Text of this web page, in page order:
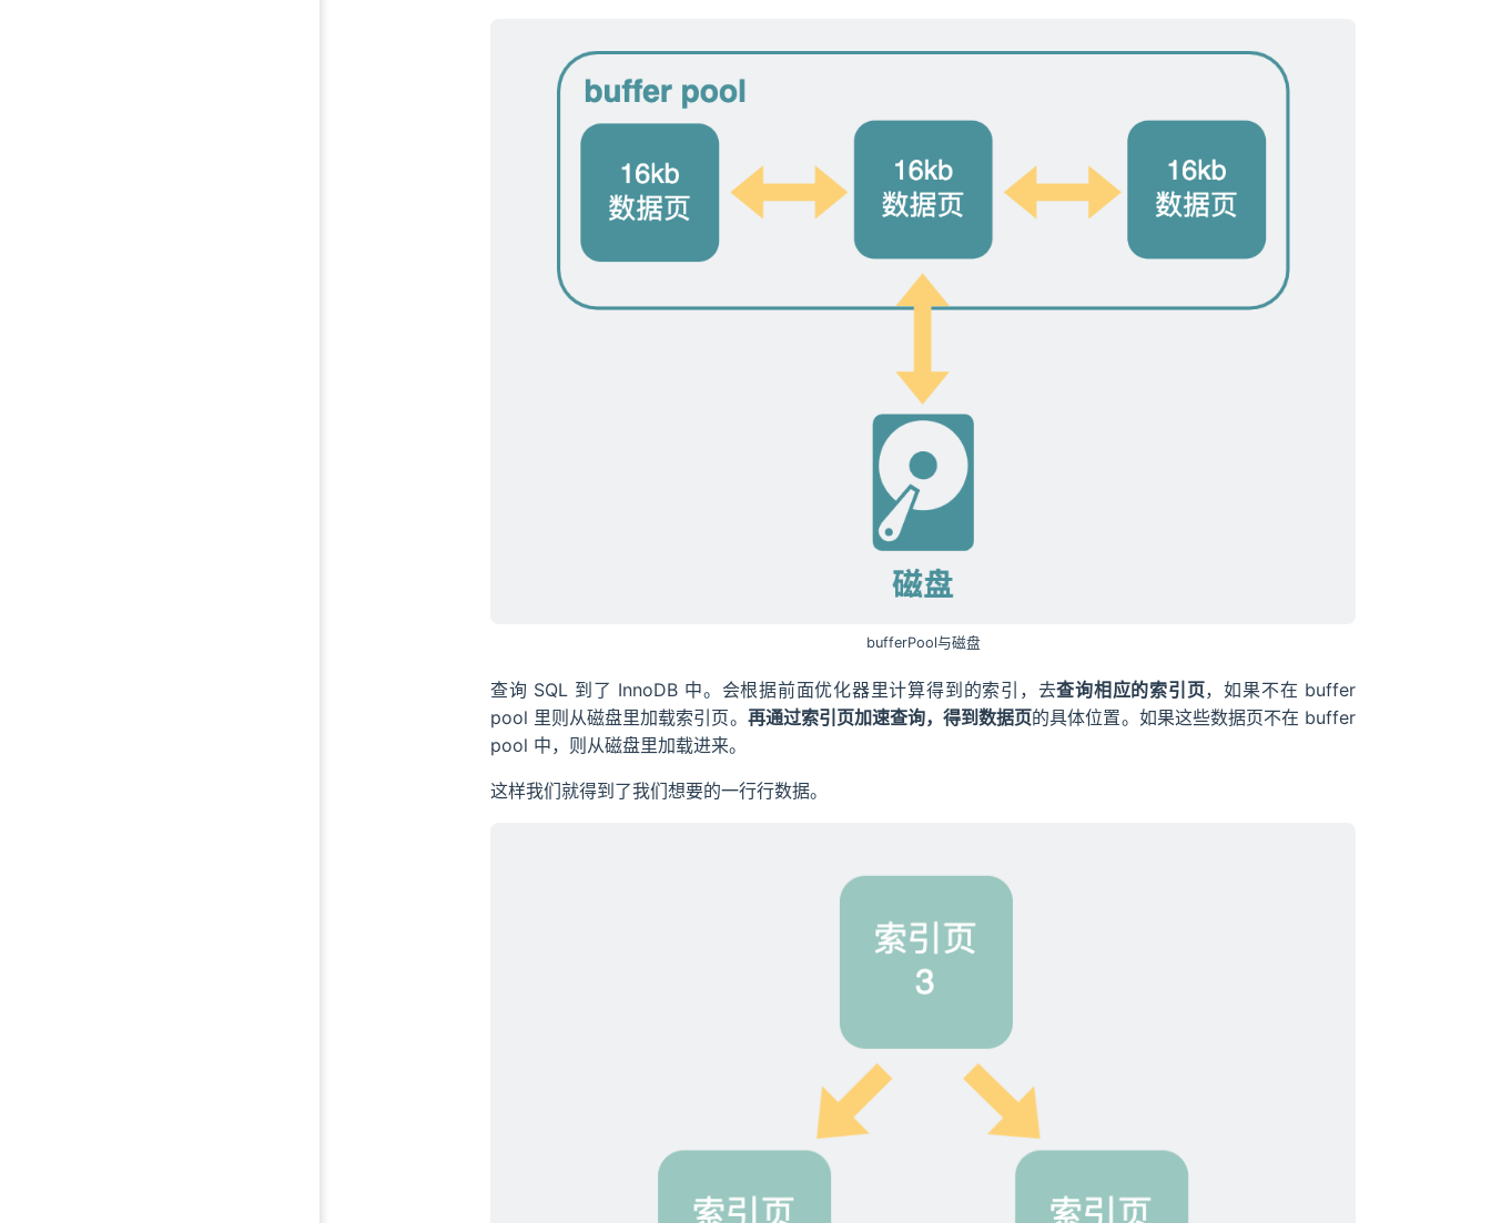
bufferPool与磁盘
查询 SQL 到了 InnoDB 中。会根据前面优化器里计算得到的索引，去查询相应的索引页，如果不在 buffer
pool 里则从磁盘里加载索引页。 再通过索引页加速查询，得到数据页的具体位置。如果这些数据页不在 buffer
pool 中，则从磁盘里加载进来。
这样我们就得到了我们想要的一行行数据。